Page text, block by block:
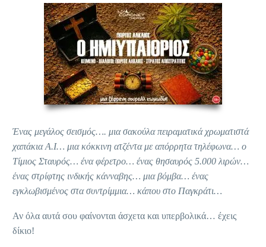
Ένας μεγάλος σεισμός…. μια σακούλα πειραματικά χρωματιστά
χαπάκια Α.Ι… μια κόκκινη ατζέντα με απόρρητα τηλέφωνα… ο
Τίμιος Σταυρός… ένα φέρετρο… ένας θησαυρός 5.000 λιρών…
ένας στρίφτης ινδικής κάνναβης… μια βόμβα… ένας
εγκλωβισμένος στα συντρίμμια… κάπου στο Παγκράτι…
Αν όλα αυτά σου φαίνονται άσχετα και υπερβολικά… έχεις
δίκιο!